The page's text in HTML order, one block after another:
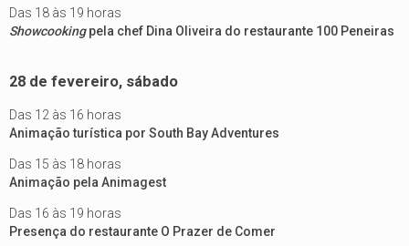
Das 18 às 19 horas
Showcookingpela chef Dina Oliveira do restaurante 100 Peneiras
28 de fevereiro, sábado
Das 12 às 16 horas
Animação turística por South Bay Adventures
Das 15 às 18 horas
Animação pela Animagest
Das 16 às 19 horas
Presença do restaurante O Prazer de Comer